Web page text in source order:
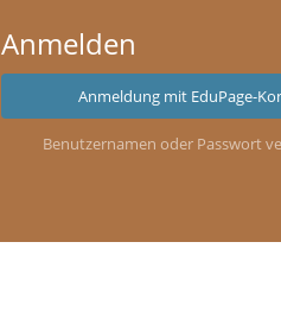
Anmelden
Anmeldung mit EduPage-
Benutzernamen oder Passwort